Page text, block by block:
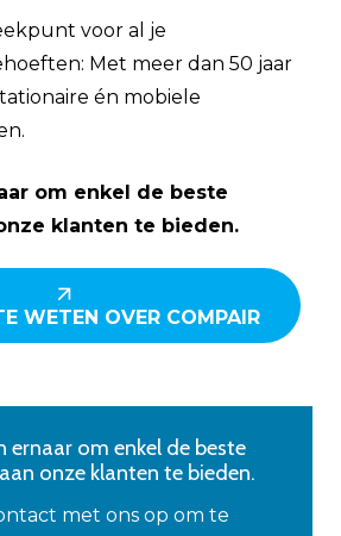
voor al je
Met meer dan 50 jaar
én mobiele
om enkel de beste
klanten te bieden.
WETEN OVER COMPAIR
ernaar om enkel de beste
onze klanten te bieden.
met ons op om te